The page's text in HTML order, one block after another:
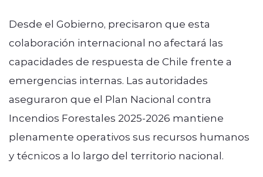
Desde el Gobierno, precisaron que esta
colaboración internacional no afectará las
capacidades de respuesta de Chile frente a
emergencias internas. Las autoridades
aseguraron que el Plan Nacional contra
Incendios Forestales 2025-2026 mantiene
plenamente operativos sus recursos humanos
y técnicos a lo largo del territorio nacional.